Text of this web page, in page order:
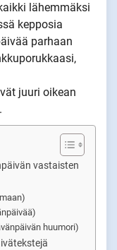
lähemmäksi
kepposia
parhaan
juuri oikean
vastaisten
huumori)